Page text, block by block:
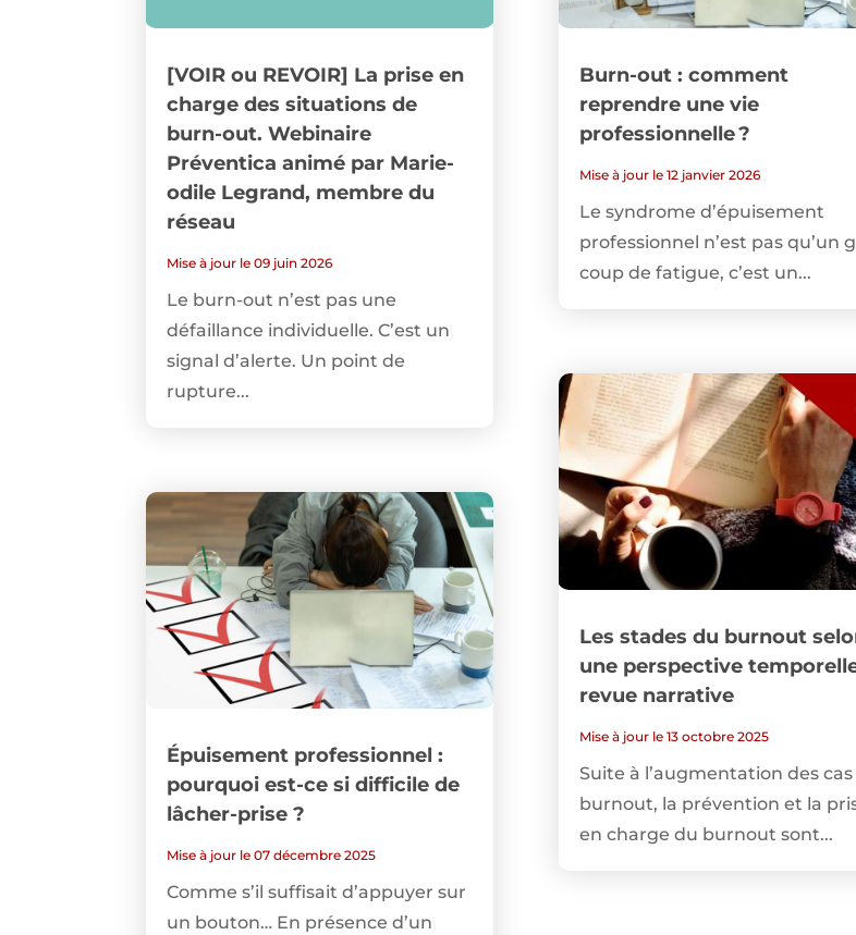
[VOIR ou REVOIR] La prise en
charge des situations de
burn-out. Webinaire
Préventica animé par Marie-
odile Legrand, membre du
réseau
Mise à jour le 09 juin 2026
Le burn-out n’est pas une
défaillance individuelle. C’est un
signal d’alerte. Un point de
rupture...
Épuisement professionnel :
pourquoi est-ce si difficile de
lâcher-prise ?
Mise à jour le 07 décembre 2025
Comme s’il suffisait d’appuyer sur
un bouton… En présence d’un
Burn-out : comment
reprendre une vie
professionnelle ?
Mise à jour le 12 janvier 2026
Le syndrome d’épuisement
professionnel n’est pas qu’un
coup de fatigue, c’est un...
Les stades du burnout
une perspective
revue narrative
Mise à jour le 13 octobre 2025
Suite à l’augmentation des cas
burnout, la prévention et la
en charge du burnout sont...